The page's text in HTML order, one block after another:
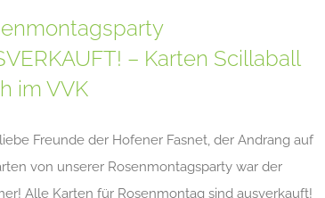
– Karten Scillaball
im VVK
Freunde der Hofener Fasnet, der Andrang auf
von unserer Rosenmontagsparty war der
Alle Karten für Rosenmontag sind ausverkauft!